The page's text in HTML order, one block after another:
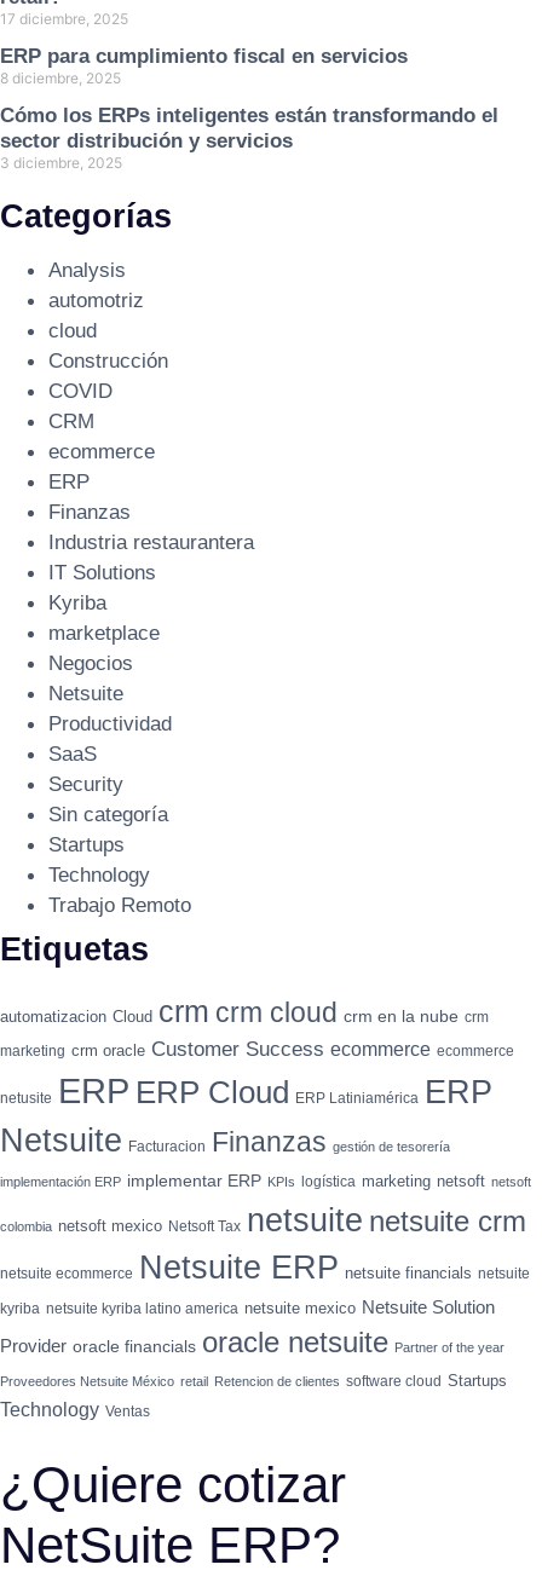
17 diciembre, 2025
ERP para cumplimiento fiscal en servicios
8 diciembre, 2025
Cómo los ERPs inteligentes están transformando el
sector distribución y servicios
3 diciembre, 2025
Categorías
Analysis
automotriz
cloud
Construcción
COVID
CRM
ecommerce
ERP
Finanzas
Industria restaurantera
IT Solutions
Kyriba
marketplace
Negocios
Netsuite
Productividad
SaaS
Security
Sin categoría
Startups
Technology
Trabajo Remoto
Etiquetas
automatizacion Cloud crm crm cloud crm en la nube crm
marketing crm oracle Customer Success ecommerce ecommerce
netusite ERP ERP Cloud ERP Latiniamérica ERP
Netsuite Facturacion Finanzas gestión de tesorería
implementación ERP implementar ERP KPIs logística marketing netsoft netsoft
colombia netsoft mexico Netsoft Tax netsuite netsuite crm
netsuite ecommerce Netsuite ERP netsuite financials netsuite
kyriba netsuite kyriba latino america netsuite mexico Netsuite Solution
Provider oracle financials oracle netsuite Partner of the year
Proveedores Netsuite México retail Retencion de clientes software cloud Startups
Technology Ventas
¿Quiere cotizar
NetSuite ERP?